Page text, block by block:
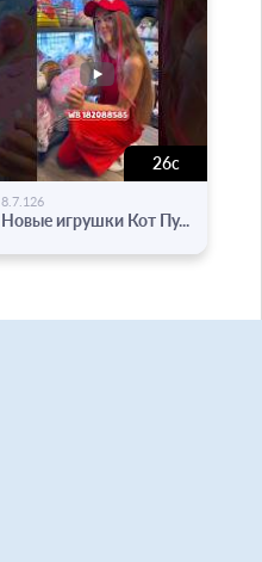
26с
8.7.126
Новые игрушки Кот Пу...